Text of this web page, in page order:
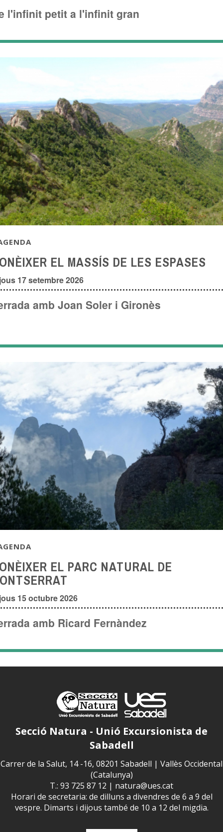
l'infinit petit a l'infinit gran
EL MASSÍS DE LES ESPASES
17 setembre 2026
amb Joan Soler i Gironès
EL PARC NATURAL DE
15 octubre 2026
amb Ricard Fernàndez
Secció Natura - Unió Excursionista de
Sabadell
Carrer de la Salut, 14 -16, 08201 Sabadell | Vallès Occidental
(Catalunya)
T.: 93 725 87 12 | natura@ues.cat
Horari de secretaria: de dilluns a divendres de 6 a 9 del
vespre. Dimarts i dijous també de 10 a 12 del migdia.